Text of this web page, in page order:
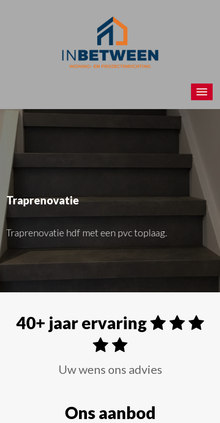
Traprenovatie
Traprenovatie hdf met een pvc toplaag.
40+ jaar ervaring
Uw wens ons advies
Ons aanbod